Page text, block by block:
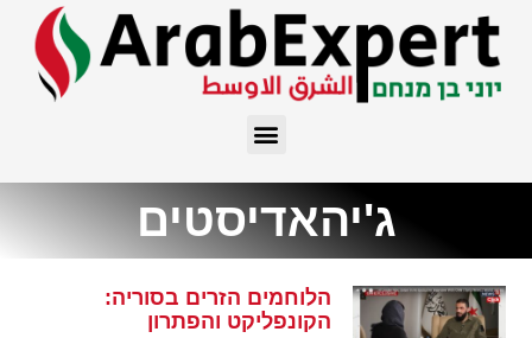
ג'יהאדיסטים
הלוחמים הזרים בסוריה:
הקונפליקט והפתרון